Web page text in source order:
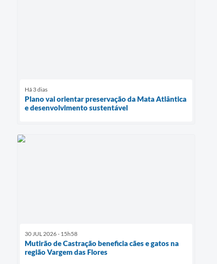
Há 3 dias
Plano vai orientar preservação da Mata Atlântica
e desenvolvimento sustentável
30 JUL 2026 - 15h58
Mutirão de Castração beneficia cães e gatos na
região Vargem das Flores